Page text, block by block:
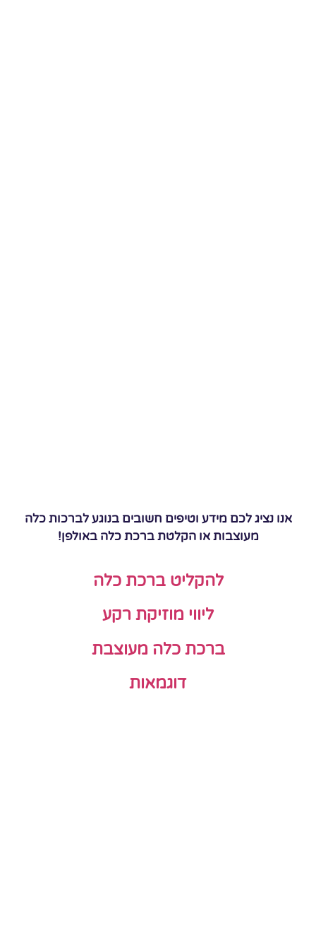
אנו נציג לכם מידע וטיפים חשובים בנוגע לברכות כלה
מעוצבות או הקלטת ברכת כלה באולפן!
להקליט ברכת כלה
ליווי מוזיקת רקע
ברכת כלה מעוצבת
דוגמאות